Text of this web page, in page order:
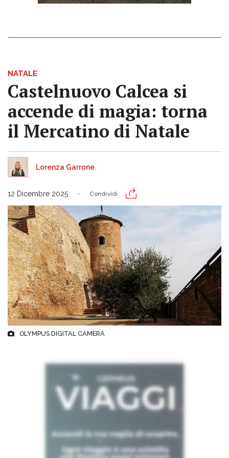
NATALE
Castelnuovo Calcea si
accende di magia: torna
il Mercatino di Natale
Lorenza Garrone
12 Dicembre 2025 Condividi
OLYMPUS DIGITAL CAMERA